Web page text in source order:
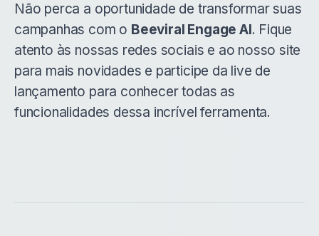
Não perca a oportunidade de transformar suas
campanhas com o Beeviral Engage AI. Fique
atento às nossas redes sociais e ao nosso site
para mais novidades e participe da live de
lançamento para conhecer todas as
funcionalidades dessa incrível ferramenta.